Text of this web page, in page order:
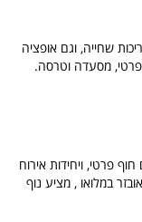
בריכות שחייה, וגם אופציה
מסעדה וטרסה.
מציע מתחם חוף פרטי, ויחידות אירוח
במלואו , מציע נוף